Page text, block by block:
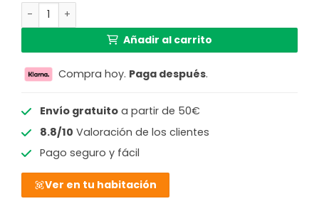
Lámpara colgante de 5 pantallas de latón satinado
Añadir al carrito
Compra hoy. Paga después.
Envío gratuitoa partir de 50€
8.8/10 Valoración de los clientes
Pago seguro y fácil
Ver en tu habitación